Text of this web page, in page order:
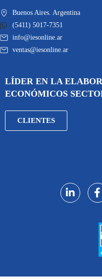
Buenos Aires. Argentina
(5411) 5017-7351
info@iesonline.ar
ventas@iesonline.ar
LÍDER EN LA
ECONÓMICOS
CLIENTES